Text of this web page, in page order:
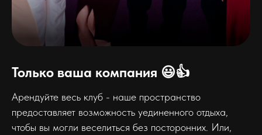
Только ваша компания 😃👍
Арендуйте весь клуб - наше пространство
предоставляет возможность уединенного отдыха,
чтобы вы могли веселиться без посторонних. Или,